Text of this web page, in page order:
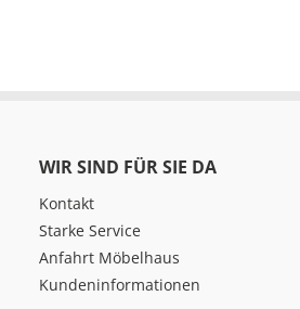
WIR SIND FÜR SIE DA
Kontakt
Starke Service
Anfahrt Möbelhaus
Kundeninformationen